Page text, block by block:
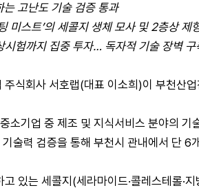
고난도 기술 검증 통과
미스트’의 세콜지 생체 모사 및 2층상 제
시험까지 집중 투자… 독자적 기술 장벽 구
식회사 서호랩(대표 이소희)이 부천산
소기업 중 제조 및 지식서비스 분야의
술력 검증을 통해 부천시 관내에서 단
고 있는 세콜지(세라마이드·콜레스테롤